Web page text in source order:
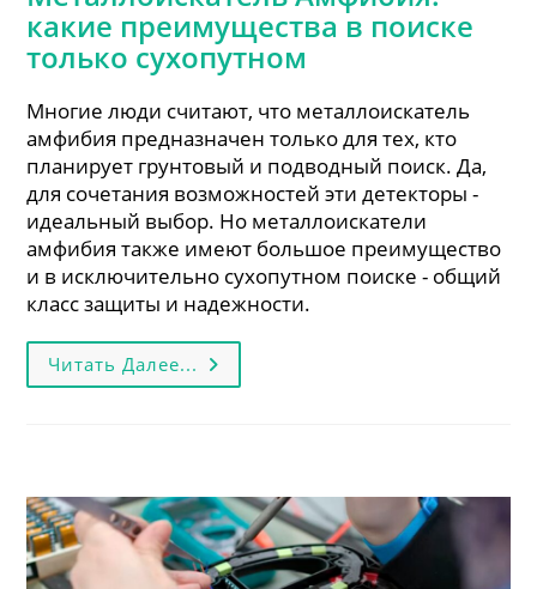
какие преимущества в поиске
только сухопутном
Многие люди считают, что металлоискатель
амфибия предназначен только для тех, кто
планирует грунтовый и подводный поиск. Да,
для сочетания возможностей эти детекторы -
идеальный выбор. Но металлоискатели
амфибия также имеют большое преимущество
и в исключительно сухопутном поиске - общий
класс защиты и надежности.
Читать Далее... Металлоискатель
Амфибия:
Какие